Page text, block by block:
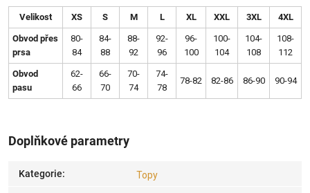
Velikost XS S M L XL XXL 3XL 4XL
Obvod přes
prsa
80-
84
84-
88
88-
92
92-
96
96-
100
100-
104
104-
108
108-
112
Obvod
pasu
62-
66
66-
70
70-
74
74-
78
78-82 82-86 86-90 90-94
Doplňkové parametry
Kategorie: Topy